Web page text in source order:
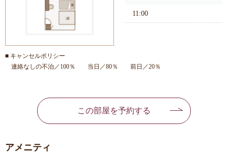
11:00
■ キャンセルポリシー
連絡なしの不泊／100％ 当日／80％ 前日／20％
この部屋を予約する
アメニティ